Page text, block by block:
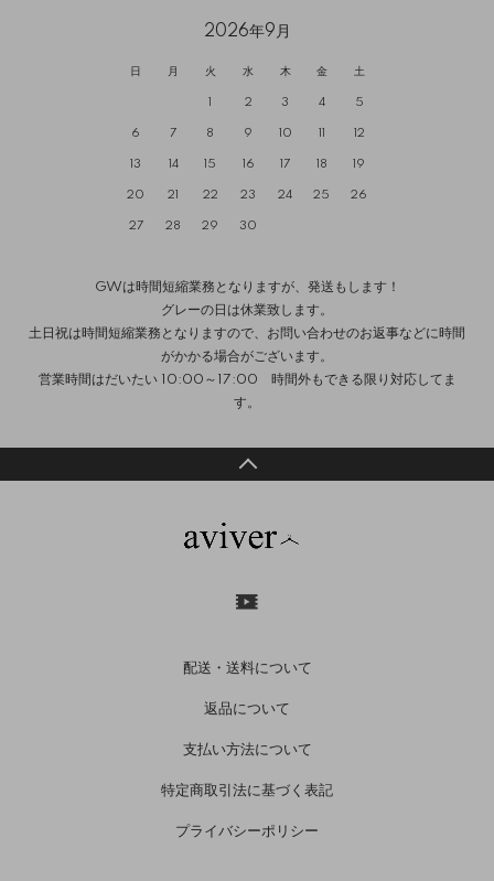
2026年9月
日 月 火 水 木 金 土
1 2 3 4 5
6 7 8 9 10 11 12
13 14 15 16 17 18 19
20 21 22 23 24 25 26
27 28 29 30
GWは時間短縮業務となりますが、発送もします！
グレーの日は休業致します。
土日祝は時間短縮業務となりますので、お問い合わせのお返事などに時間
がかかる場合がございます。
営業時間はだいたい 10:00～17:00 時間外もできる限り対応してま
す。
配送・送料について
返品について
支払い方法について
特定商取引法に基づく表記
プライバシーポリシー